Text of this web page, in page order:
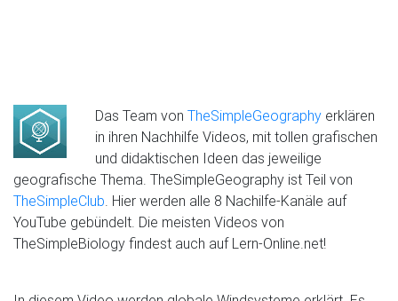
Das Team von TheSimpleGeography erklären
in ihren Nachhilfe Videos, mit tollen grafischen
und didaktischen Ideen das jeweilige
geografische Thema. TheSimpleGeography ist Teil von
TheSimpleClub. Hier werden alle 8 Nachilfe-Kanäle auf
YouTube gebündelt. Die meisten Videos von
TheSimpleBiology findest auch auf Lern-Online.net!